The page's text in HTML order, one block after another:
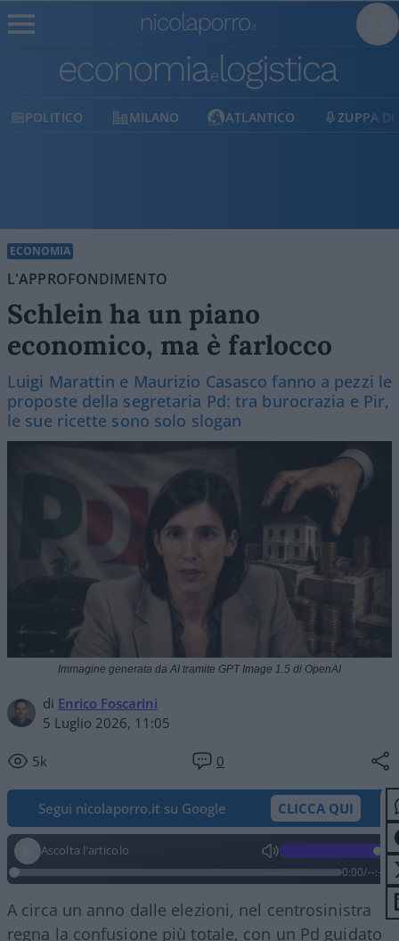
MILANO ATLANTICO ZUPPA DI PORRO
ECONOMIA
L'APPROFONDIMENTO
Schlein ha un piano
economico, ma è farlocco
Luigi Marattin e Maurizio Casasco fanno a pezzi le
proposte della segretaria Pd: tra burocrazia e Pir,
le sue ricette sono solo slogan
di Enrico Foscarini
5 Luglio 2026, 11:05
5k 0
Immagine generata da AI tramite GPT Image 1.5 di OpenAI
Segui nicolaporro.it su Google CLICCA QUI
Ascolta l'articolo
0:00/--:--
A circa un anno dalle elezioni, nel centrosinistra
regna la confusione più totale, con un Pd guidato